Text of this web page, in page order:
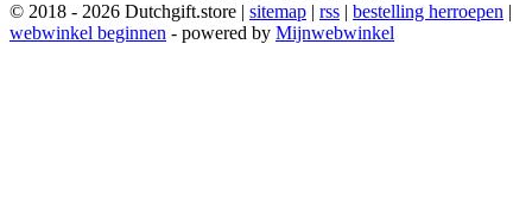
© 2018 - 2026 Dutchgift.store | sitemap | rss | bestelling herroepen |
webwinkel beginnen - powered by Mijnwebwinkel